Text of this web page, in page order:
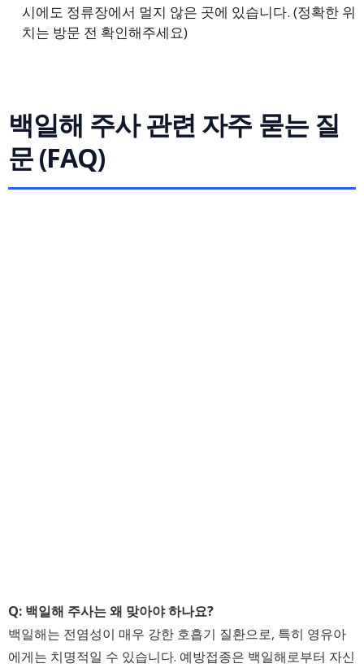
시에도 정류장에서 멀지 않은 곳에 있습니다. (정확한 위
치는 방문 전 확인해주세요)
백일해 주사 관련 자주 묻는 질
문 (FAQ)
Q: 백일해 주사는 왜 맞아야 하나요?
백일해는 전염성이 매우 강한 호흡기 질환으로, 특히 영유아
에게는 치명적일 수 있습니다. 예방접종은 백일해로부터 자신